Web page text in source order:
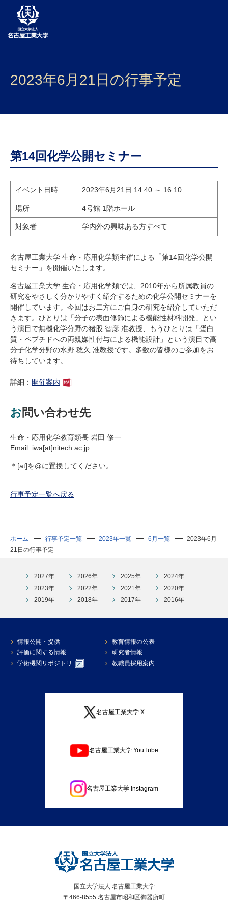
学部・大学院・センター
研究・産学官連携
国際交流
研究・教員Navi
受験生
企業・研究者
地域・一般
寄附のお願い
アクセス
キャンパスマップ お問い合わせ English 資料請求
2023年6月21日の行事予定
第14回化学公開セミナー
イベント日時 2023年6月21日 14:40 ～ 16:10
場所 4号館 1階ホール
対象者 学内外の興味ある方すべて
名古屋工業大学 生命・応用化学類主催による「第14回化学公開
セミナー」を開催いたします。
名古屋工業大学 生命・応用化学類では、2010年から所属教員の
研究をやさしく分かりやすく紹介するための化学公開セミナーを
開催しています。今回はお二方にご自身の研究を紹介していただ
きます。ひとりは「分子の表面修飾による機能性材料開発」とい
う演目で無機化学分野の猪股 智彦 准教授、もうひとりは「蛋白
質・ペプチドへの両親媒性付与による機能設計」という演目で高
分子化学分野の水野 稔久 准教授です。多数の皆様のご参加をお
待ちしています。
詳細： 開催案内
お問い合わせ先
生命・応用化学教育類長 岩田 修一
Email: iwa[at]nitech.ac.jp
＊[at]を@に置換してください。
行事予定一覧へ戻る
ホーム 行事予定一覧 2023年一覧 6月一覧
2023年6月
21日の行事予定
2027年 2026年 2025年
2024年
2023年
2022年 2021年
2020年
2019年
2018年 2017年 2016年
情報公開・提供
教育情報の公表
評価に関する情報
研究者情報
学術機関リポジトリ
教職員採用案内
名古屋工業大学 X
名古屋工業大学 YouTube
名古屋工業大学 Instagram
国立大学法人 名古屋工業大学
〒466-8555 名古屋市昭和区御器所町